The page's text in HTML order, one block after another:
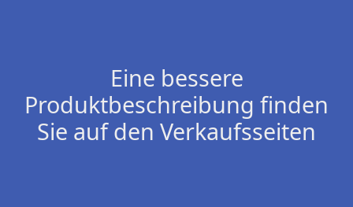
Eine bessere
Produktbeschreibung finden
Sie auf den Verkaufsseiten